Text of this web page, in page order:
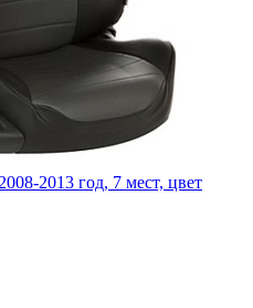
2013 год, 7 мест, цвет